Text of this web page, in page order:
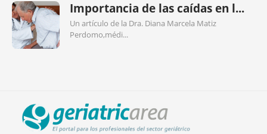
Importancia de las caídas en l...
Un artículo de la Dra. Diana Marcela Matiz
Perdomo,médi...